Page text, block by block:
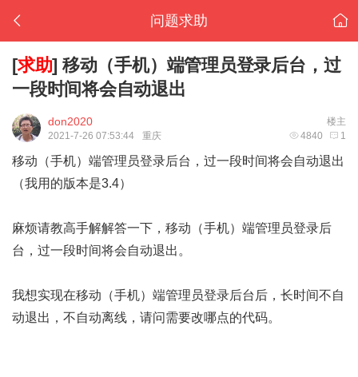
问题求助
[求助] 移动（手机）端管理员登录后台，过
一段时间将会自动退出
楼主
don2020
4840 1
2021-7-26 07:53:44 重庆
移动（手机）端管理员登录后台，过一段时间将会自动退出
（我用的版本是3.4）
麻烦请教高手解解答一下，移动（手机）端管理员登录后
台，过一段时间将会自动退出。
我想实现在移动（手机）端管理员登录后台后，长时间不自
动退出，不自动离线，请问需要改哪点的代码。